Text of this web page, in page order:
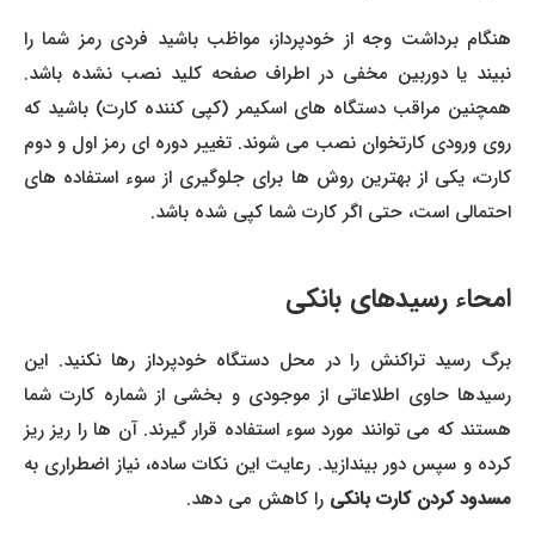
هنگام برداشت وجه از خودپرداز، مواظب باشید فردی رمز شما را
نبیند یا دوربین مخفی در اطراف صفحه کلید نصب نشده باشد.
همچنین مراقب دستگاه های اسکیمر (کپی کننده کارت) باشید که
روی ورودی کارتخوان نصب می شوند. تغییر دوره ای رمز اول و دوم
کارت، یکی از بهترین روش ها برای جلوگیری از سوء استفاده های
احتمالی است، حتی اگر کارت شما کپی شده باشد.
امحاء رسیدهای بانکی
برگ رسید تراکنش را در محل دستگاه خودپرداز رها نکنید. این
رسیدها حاوی اطلاعاتی از موجودی و بخشی از شماره کارت شما
هستند که می توانند مورد سوء استفاده قرار گیرند. آن ها را ریز ریز
کرده و سپس دور بیندازید. رعایت این نکات ساده، نیاز اضطراری به
مسدود کردن کارت بانکیرا کاهش می دهد.